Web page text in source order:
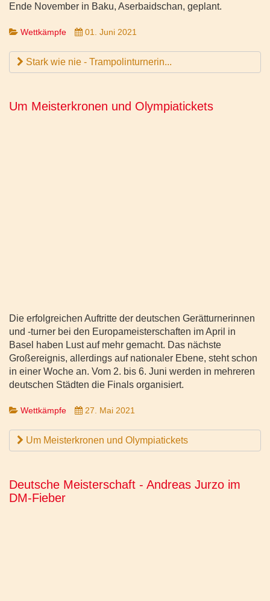
Ende November in Baku, Aserbaidschan, geplant.
Wettkämpfe 01. Juni 2021
Stark wie nie - Trampolinturnerin...
Um Meisterkronen und Olympiatickets
Die erfolgreichen Auftritte der deutschen Gerätturnerinnen
und -turner bei den Europameisterschaften im April in
Basel haben Lust auf mehr gemacht. Das nächste
Großereignis, allerdings auf nationaler Ebene, steht schon
in einer Woche an. Vom 2. bis 6. Juni werden in mehreren
deutschen Städten die Finals organisiert.
Wettkämpfe 27. Mai 2021
Um Meisterkronen und Olympiatickets
Deutsche Meisterschaft - Andreas Jurzo im
DM-Fieber